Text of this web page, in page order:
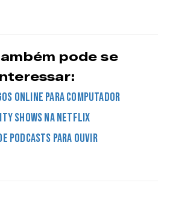
pode se
ONLINE PARA COMPUTADOR
SHOWS NA NETFLIX
PODCASTS PARA OUVIR